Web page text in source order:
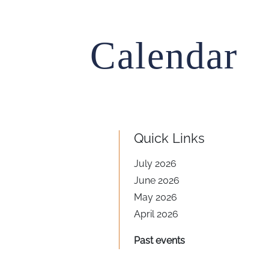
Calendar
Quick Links
July 2026
June 2026
May 2026
April2026
Past events